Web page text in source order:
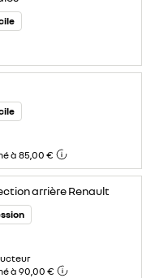
à 85,00 €
arrière Renault
à 90,00 €